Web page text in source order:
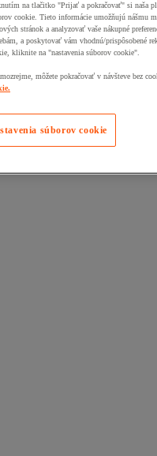
na tlačitko "Prijať a pokračovať" si naša
cookie. Tieto informácie umožňujú nášmu
stránok a analyzovať vaše nákupné
a poskytovať vám vhodnú/prispôsobené
kliknite na "nastavenia súborov cookie".
môžete pokračovať v návšteve bez
súborov cookie